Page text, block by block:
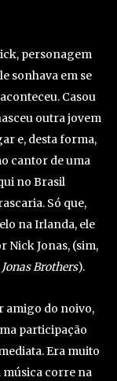
personagem
sonhava em se
Casou
outra jovem
e, desta forma,
cantor de uma
no Brasil
Só que,
na Irlanda, ele
Nick Jonas, (sim,
Jonas Brothers).
amigo do noivo,
participação
Era muito
música corre na